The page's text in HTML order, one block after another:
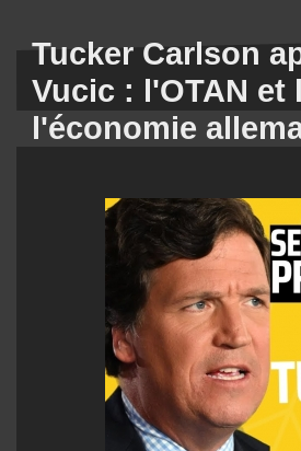
Tucker Carlson
Vucic : l'OTAN
l'économie